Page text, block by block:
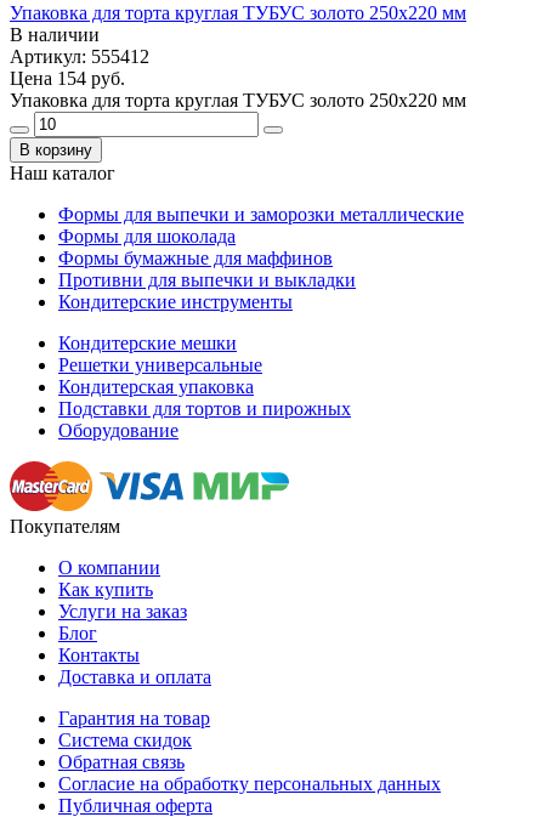
Упаковка для торта круглая ТУБУС золото 250х220 мм
В наличии
Артикул: 555412
Цена 154 руб.
Упаковка для торта круглая ТУБУС золото 250х220 мм
В корзину
Наш каталог
Формы для выпечки и заморозки металлические
Формы для шоколада
Формы бумажные для маффинов
Противни для выпечки и выкладки
Кондитерские инструменты
Кондитерские мешки
Решетки универсальные
Кондитерская упаковка
Подставки для тортов и пирожных
Оборудование
Покупателям
О компании
Как купить
Услуги на заказ
Блог
Контакты
Доставка и оплата
Гарантия на товар
Система скидок
Обратная связь
Согласие на обработку персональных данных
Публичная оферта